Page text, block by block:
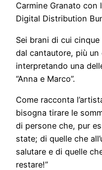
Carmine Granato con
Digital Distribution
Sei brani di cui
dal cantautore, più un
interpretando una
“Anna e Marco”.
Come racconta
bisogna tirare le
di persone che, pur
state; di quelle che
salutare e di quelle
restare!”